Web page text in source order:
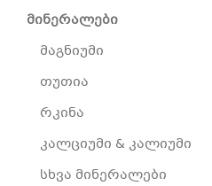
მინერალები
მაგნიუმი
თუთია
რკინა
კალციუმი & კალიუმი
სხვა მინერალები